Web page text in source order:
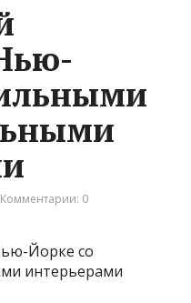
Комментарии: 0